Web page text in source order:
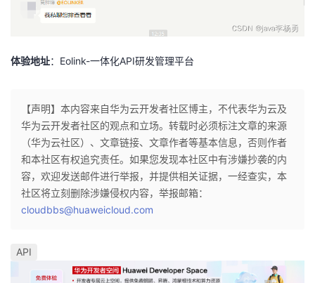
体验地址： Eolink-一体化API研发管理平台
【声明】本内容来自华为云开发者社区博主，不代表华为云及
华为云开发者社区的观点和立场。转载时必须标注文章的来源
（华为云社区）、文章链接、文章作者等基本信息，否则作者
和本社区有权追究责任。如果您发现本社区中有涉嫌抄袭的内
容，欢迎发送邮件进行举报，并提供相关证据，一经查实，本
社区将立刻删除涉嫌侵权内容，举报邮箱：
cloudbbs@huaweicloud.com
API